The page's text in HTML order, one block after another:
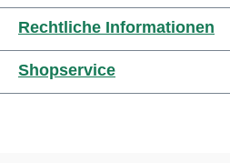
Rechtliche Informationen
Shopservice